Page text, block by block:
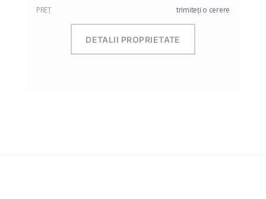
PREŢ
trimiteți o cerere
DETALII PROPRIETATE